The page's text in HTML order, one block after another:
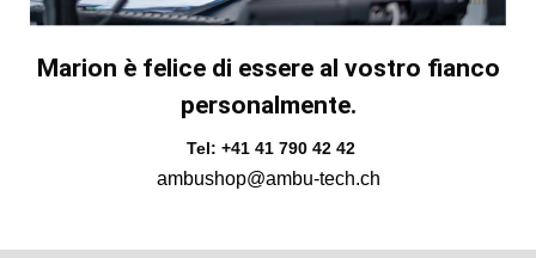
Marion è felice di essere al vostro fianco
personalmente.
Tel: +41 41 790 42 42
ambushop@ambu-tech.ch